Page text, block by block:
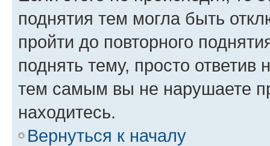
поднятия тем могла быть
пройти до повторного
поднять тему, просто ответив
тем самым вы не нарушаете
находитесь.
Вернуться к началу